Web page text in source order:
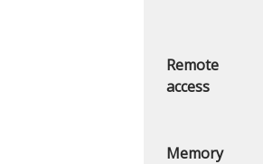
Remote
access
Memory